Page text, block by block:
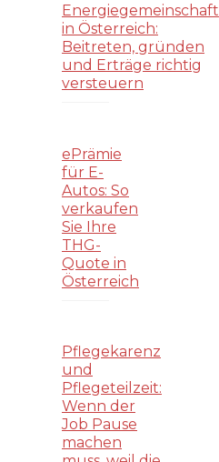
Energiegemeinschaft
in Österreich:
Beitreten, gründen
und Erträge richtig
versteuern
ePrämie
für E-
Autos: So
verkaufen
Sie Ihre
THG-
Quote in
Österreich
Pflegekarenz
und
Pflegeteilzeit:
Wenn der
Job Pause
machen